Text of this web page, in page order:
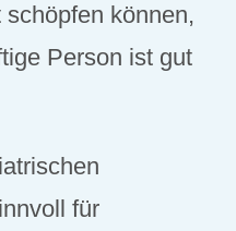
können,
Person ist gut
für